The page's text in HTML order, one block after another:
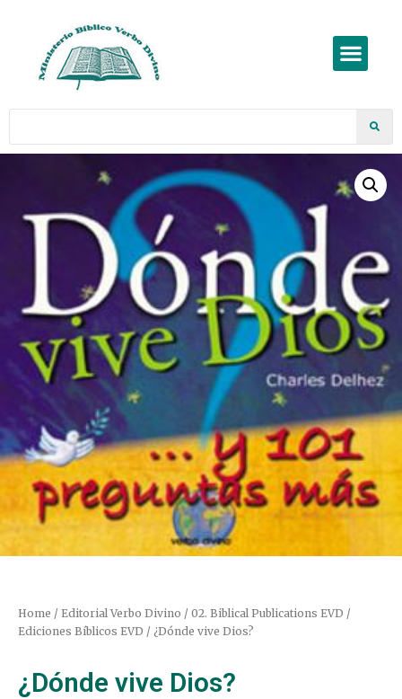
Home / Editorial Verbo Divino / 02. Biblical Publications EVD /
Ediciones Bíblicos EVD / ¿Dónde vive Dios?
¿Dónde vive Dios?